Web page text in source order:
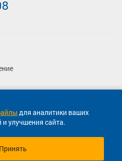
для аналитики ваших
улучшения сайта.
Принять
Онлайн сервис продажи